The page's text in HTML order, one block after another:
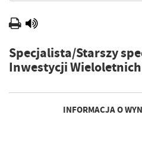
Specjalista/Starszy
Inwestycji Wieloletnich
INFORMACJA O